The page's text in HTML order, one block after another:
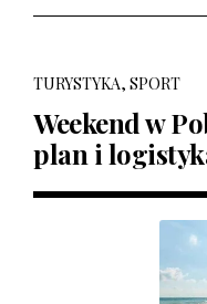
TURYSTYKA, SPORT
Weekend w
plan i